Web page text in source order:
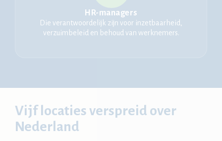
HR-managers
Die verantwoordelijk zijn voor inzetbaarheid,
verzuimbeleid en behoud van werknemers.
Vijf locaties verspreid over
Nederland